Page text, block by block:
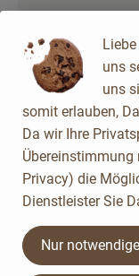
Du hast
1 Prise
Salz
Auswahl
uns
uns
somit erlauben,
Da wir Ihre
Übereinstimmung
Privacy) die
Dienstleister Sie
Nur